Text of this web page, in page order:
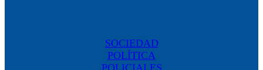
SOCIEDAD
POLÍTICA
POLICIALES